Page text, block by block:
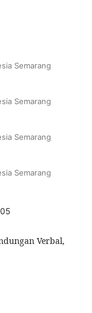
Semarang
Semarang
Semarang
Semarang
Verbal,